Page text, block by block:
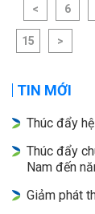
< 6
15 >
TIN MỚI
Thúc đẩy
Thúc đẩy
Nam đến
Giảm phát